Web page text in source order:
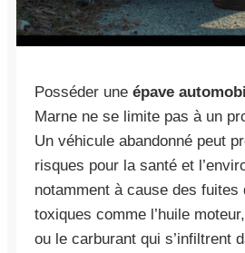
Posséder une épave
Marne ne se limite pas à un
Un véhicule abandonné peut
risques pour la santé et
notamment à cause des fuites
toxiques comme l’huile
ou le carburant qui s’infiltrent